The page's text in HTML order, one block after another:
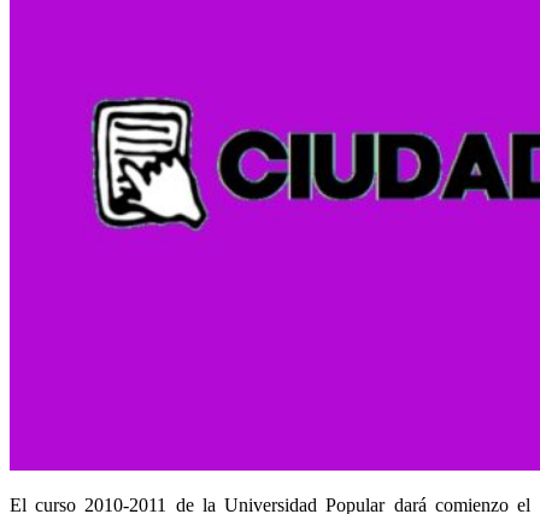
El curso 2010-2011 de la Universidad Popular dará comienzo el